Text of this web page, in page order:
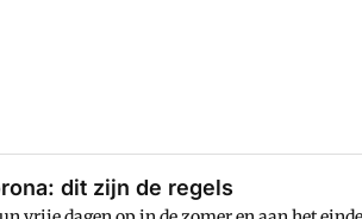
dit zijn de regels